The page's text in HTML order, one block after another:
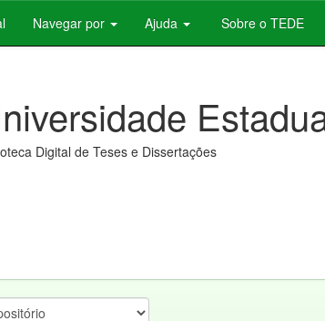
Navegar por Ajuda Sobre o TEDE
Digital de Teses e Dissertações